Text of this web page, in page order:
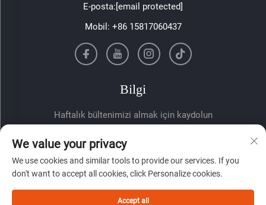
E-posta:[email protected]
Mobil: +86 15817060437
Bilgi
Haftalık bültenimizi almak için kaydolun
We value your privacy
We use cookies and similar tools to provide our services. If you
don't want to accept all cookies, click Personalize cookies.
Accept all